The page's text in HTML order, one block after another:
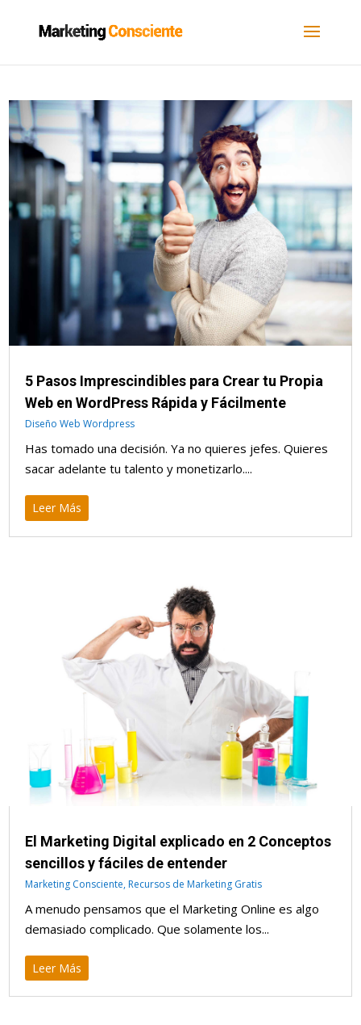
5 Pasos Imprescindibles para Crear tu Propia
Web en WordPress Rápida y Fácilmente
Diseño Web Wordpress
Has tomado una decisión. Ya no quieres jefes. Quieres
sacar adelante tu talento y monetizarlo....
Leer Más
El Marketing Digital explicado en 2 Conceptos
sencillos y fáciles de entender
Marketing Consciente, Recursos de Marketing Gratis
A menudo pensamos que el Marketing Online es algo
demasiado complicado. Que solamente los...
Leer Más